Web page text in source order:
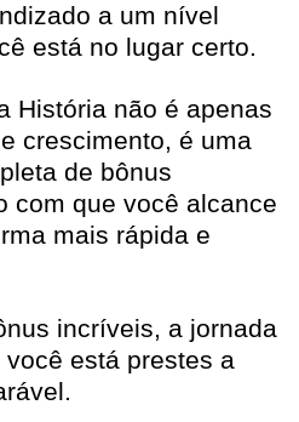
a um nível
está no lugar certo.
História não é apenas
crescimento, é uma
de bônus
com que você alcance
mais rápida e
incríveis, a jornada
está prestes a